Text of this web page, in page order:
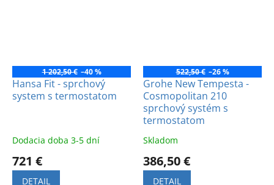
1 202,50 € –40 %
Hansa Fit - sprchový
system s termostatom
Dodacia doba 3-5 dní
721 €
DETAIL
522,50 € –26 %
Grohe New Tempesta -
Cosmopolitan 210
sprchový systém s
termostatom
Skladom
386,50 €
DETAIL